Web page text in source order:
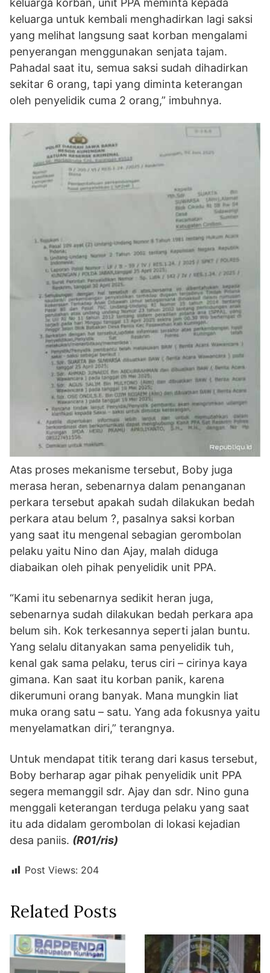
keluarga korban, unit PPA meminta kepada
keluarga untuk kembali menghadirkan lagi saksi
yang melihat langsung saat korban mengalami
penyerangan menggunakan senjata tajam.
Pahadal saat itu, semua saksi sudah dihadirkan
sekitar 6 orang, tapi yang diminta keterangan
oleh penyelidik cuma 2 orang,” imbuhnya.
Atas proses mekanisme tersebut, Boby juga
merasa heran, sebenarnya dalam penanganan
perkara tersebut apakah sudah dilakukan bedah
perkara atau belum ?, pasalnya saksi korban
yang saat itu mengenal sebagian gerombolan
pelaku yaitu Nino dan Ajay, malah diduga
diabaikan oleh pihak penyelidik unit PPA.
“Kami itu sebenarnya sedikit heran juga,
sebenarnya sudah dilakukan bedah perkara apa
belum sih. Kok terkesannya seperti jalan buntu.
Yang selalu ditanyakan sama penyelidik tuh,
kenal gak sama pelaku, terus ciri – cirinya kaya
gimana. Kan saat itu korban panik, karena
dikerumuni orang banyak. Mana mungkin liat
muka orang satu – satu. Yang ada fokusnya yaitu
menyelamatkan diri,” terangnya.
Untuk mendapat titik terang dari kasus tersebut,
Boby berharap agar pihak penyelidik unit PPA
segera memanggil sdr. Ajay dan sdr. Nino guna
menggali keterangan terduga pelaku yang saat
itu ada didalam gerombolan di lokasi kejadian
desa paniis. (R01/ris)
Post Views: 204
Related Posts